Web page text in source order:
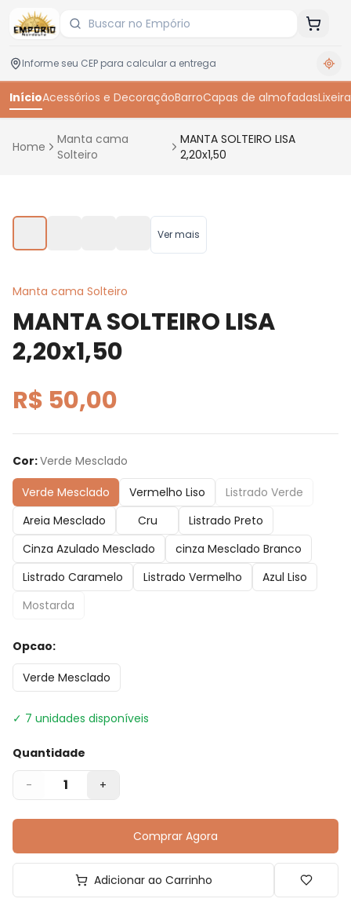
InícioAcessórios e DecoraçãoBarroCapas de almofadasLixeira
Home
Manta cama
Solteiro
MANTA SOLTEIRO LISA
2,20x1,50
Ver mais
Manta cama Solteiro
MANTA SOLTEIRO LISA
2,20x1,50
R$ 50,00
Cor:Verde Mesclado
Verde Mesclado
Vermelho Liso
Listrado Verde
Areia Mesclado
Cru
Listrado Preto
Cinza Azulado Mesclado
cinza Mesclado Branco
Listrado Caramelo
Listrado Vermelho
Azul Liso
Mostarda
Opcao:
Verde Mesclado
✓ 7 unidades disponíveis
Quantidade
- 1 +
Comprar Agora
Adicionar ao Carrinho